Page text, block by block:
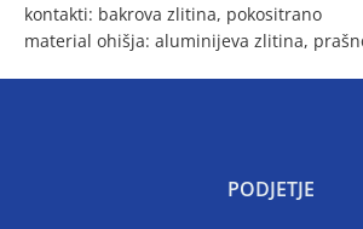
kontakti: bakrova zlitina, pokositrano
material ohišja: aluminijeva zlitina,
PODJETJE